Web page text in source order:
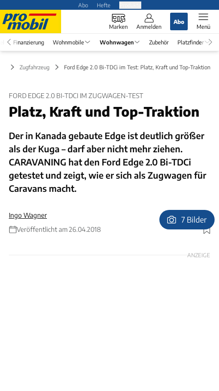
Abo Hefte
Marken Anmelden
Abo
Menü
Finanzierung Wohnmobile Wohnwagen Zubehör Platzfinder
Zugfahrzeug Ford Edge 2.0 Bi-TDCi im Test: Platz, Kraft und Top-Traktion
FORD EDGE 2.0 BI-TDCI IM ZUGWAGEN-TEST
Platz, Kraft und Top-Traktion
Der in Kanada gebaute Edge ist deutlich größer
als der Kuga – darf aber nicht mehr ziehen.
CARAVANING hat den Ford Edge 2.0 Bi-TDCi
getestet und zeigt, wie er sich als Zugwagen für
Caravans macht.
Ingo Wagner
Veröffentlicht am 26.04.2018
Foto: Dieter S. Heinz, Andreas Becker
7 Bilder
ANZEIGE